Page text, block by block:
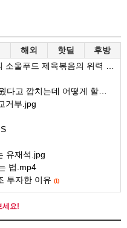
해외 핫딜 후방
푸드 제육볶음의 위력 ㅋㅋ
깝치는데 어떻게 할까요?
거부.jpg
유재석.jpg
법.mp4
투자한 이유 (1)
세요!